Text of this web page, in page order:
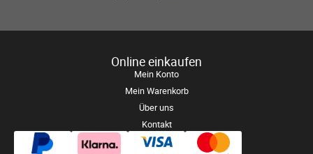
Online einkaufen
Mein Konto
Mein Warenkorb
Über uns
Kontakt